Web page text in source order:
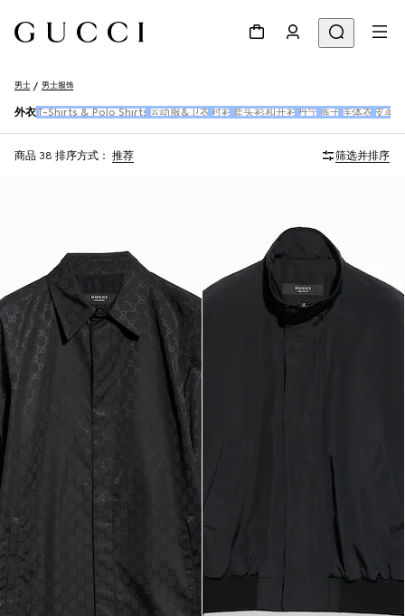
男士 男士服饰
外衣 T-Shirts & Polo Shirts 运动服&卫衣 衬衫 套头衫和开衫 丹宁 裤子 连体衣 皮革
商品 38 排序方式： 推荐 筛选并排序